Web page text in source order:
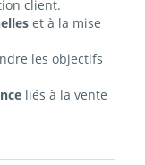
client.
et à la mise
les objectifs
liés à la vente